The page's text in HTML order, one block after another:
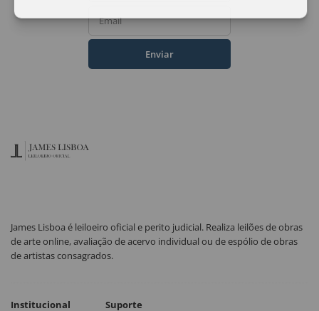
Email
Enviar
James Lisboa é leiloeiro oficial e perito judicial. Realiza leilões de obras
de arte online, avaliação de acervo individual ou de espólio de obras
de artistas consagrados.
Institucional Suporte